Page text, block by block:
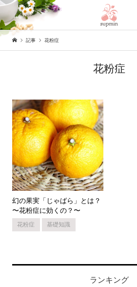
記事 花粉症
花粉症
幻の果実「じゃばら」とは？
〜花粉症に効くの？〜
花粉症 基礎知識
ランキング